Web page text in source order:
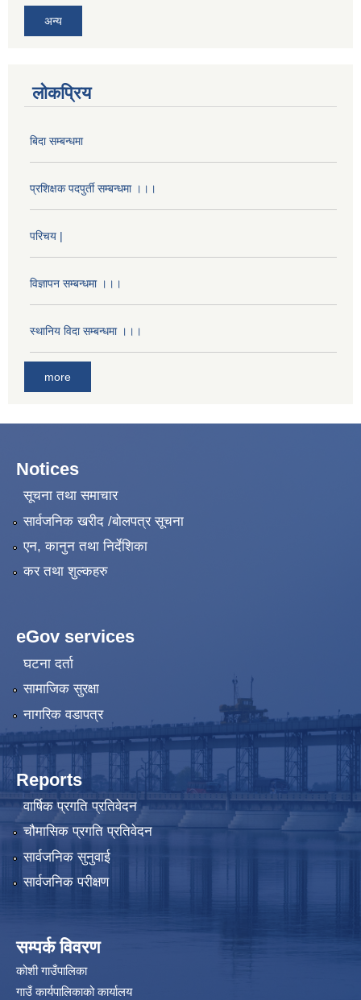
अन्य
लोकप्रिय
बिदा सम्बन्धमा
प्रशिक्षक पदपुर्ती सम्बन्धमा ।।।
परिचय |
विज्ञापन सम्बन्धमा ।।।
स्थानिय विदा सम्बन्धमा ।।।
more
Notices
सूचना तथा समाचार
सार्वजनिक खरीद /बोलपत्र सूचना
एन, कानुन तथा निर्देशिका
कर तथा शुल्कहरु
eGov services
घटना दर्ता
सामाजिक सुरक्षा
नागरिक वडापत्र
Reports
वार्षिक प्रगति प्रतिवेदन
चौमासिक प्रगति प्रतिवेदन
सार्वजनिक सुनुवाई
सार्वजनिक परीक्षण
सम्पर्क विवरण
कोशी गाउँपालिका
गाउँ कार्यपालिकाको कार्यालय